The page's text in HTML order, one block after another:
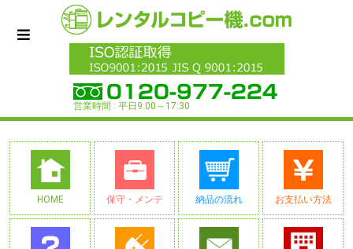
営業時間 : 平日9:00～17:30
HOME 保守・メンテ 納品の流れ お支払い方法